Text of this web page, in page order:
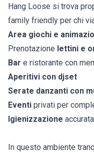
Hang Loose si trova
family friendly per chi
Area giochi e
Prenotazione lettini e
Bar e ristorante con
Aperitivi con djset
Serate danzanti con
Eventi privati per
Igienizzazione
In questo ambiente